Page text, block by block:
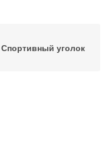
Спортивный уголок